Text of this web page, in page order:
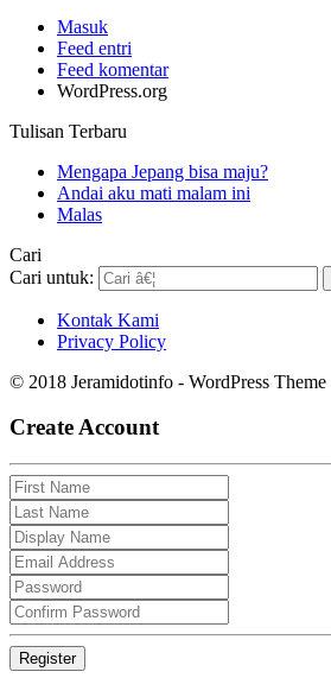
Masuk
Feed entri
Feed komentar
WordPress.org
Tulisan Terbaru
Mengapa Jepang bisa maju?
Andai aku mati malam ini
Malas
Cari
Cari untuk:
Kontak Kami
Privacy Policy
© 2018 Jeramidotinfo - WordPress
Create Account